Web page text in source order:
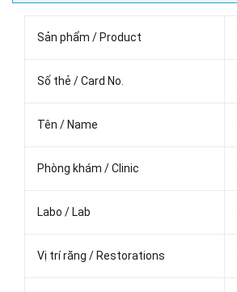
Sản phẩm / Product
Số thẻ / Card No.
Tên / Name
Phòng khám / Clinic
Labo / Lab
Vị trí răng / Restorations